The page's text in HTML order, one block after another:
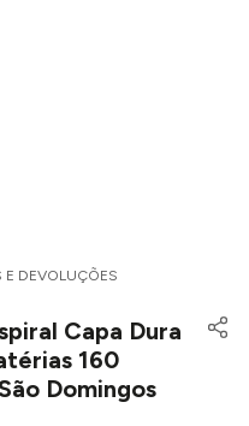
E DEVOLUÇÕES
Capa Dura
160
Domingos